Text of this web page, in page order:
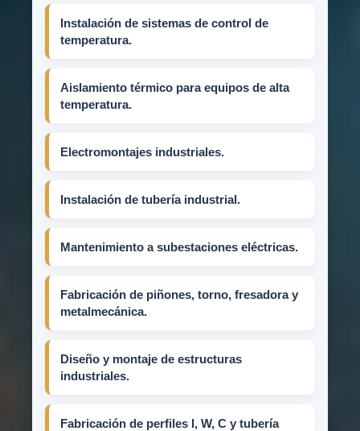
Instalación de sistemas de control de
temperatura.
Aislamiento térmico para equipos de alta
temperatura.
Electromontajes industriales.
Instalación de tubería industrial.
Mantenimiento a subestaciones eléctricas.
Fabricación de piñones, torno, fresadora y
metalmecánica.
Diseño y montaje de estructuras
industriales.
Fabricación de perfiles I, W, C y tubería